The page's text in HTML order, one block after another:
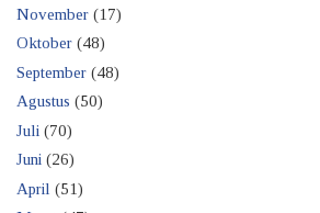
November (17)
Oktober (48)
September (48)
Agustus (50)
Juli (70)
Juni (26)
April (51)